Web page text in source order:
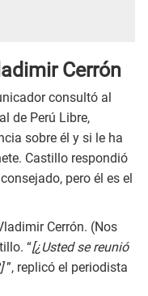
Cerrón
consultó al
de Perú Libre,
sobre él y si le ha
Castillo respondió
pero él es el
Cerrón. (Nos
“[¿Usted se reunió
”, replicó el periodista